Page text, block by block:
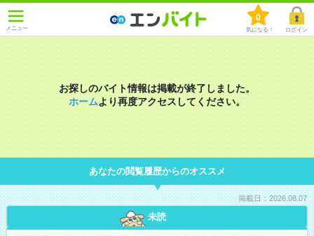
メニュー
0
気になる！ ログイン
お探しのバイト情報は掲載が終了しました。
ホームより再度アクセスしてください。
あなたの閲覧履歴からのオススメ
掲載日：2026.08.07
未読